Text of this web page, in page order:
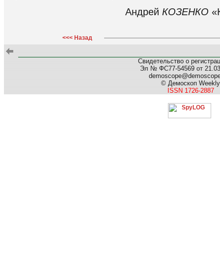
Андрей КОЗЕНКО
<<< Назад
Свидетельство о
Эл № ФС77-54569 от
© Демоскоп Weekly
ISSN 1726-2887